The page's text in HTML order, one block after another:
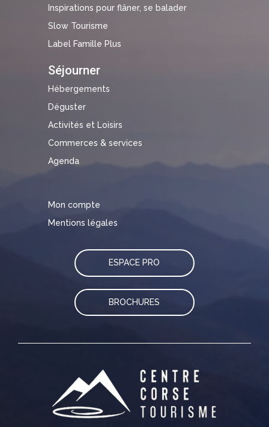
Inspirations pour flâner, se balader
Slow Tourisme
Label Famille Plus
Séjourner
Hébergements
Déguster
Activités et Loisirs
Commerces & services
Agenda
Mon compte
Mentions légales
ESPACE PRO
BROCHURES